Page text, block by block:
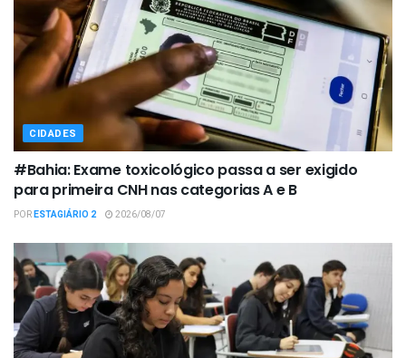
CIDADES
#Bahia: Exame toxicológico passa a ser exigido
para primeira CNH nas categorias A e B
PORESTAGIÁRIO 2 2026/08/07